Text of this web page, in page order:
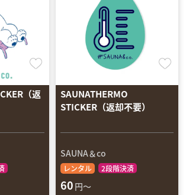
（返
SAUNATHERMO
STICKER（返却不要）
SAUNA＆co
レンタル 2段階決済
60 円～